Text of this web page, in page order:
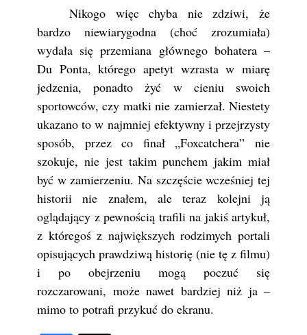
Nikogo więc chyba nie zdziwi, że
bardzo niewiarygodna (choć zrozumiała)
wydała się przemiana głównego bohatera –
Du Ponta, którego apetyt wzrasta w miarę
jedzenia, ponadto żyć w cieniu swoich
sportowców, czy matki nie zamierzał. Niestety
ukazano to w najmniej efektywny i przejrzysty
sposób, przez co finał „Foxcatchera” nie
szokuje, nie jest takim punchem jakim miał
być w zamierzeniu. Na szczęście wcześniej tej
historii nie znałem, ale teraz kolejni ją
oglądający z pewnością trafili na jakiś artykuł,
z któregoś z największych rodzimych portali
opisujących prawdziwą historię (nie tę z filmu)
i po obejrzeniu mogą poczuć się
rozczarowani, może nawet bardziej niż ja –
mimo to potrafi przykuć do ekranu.